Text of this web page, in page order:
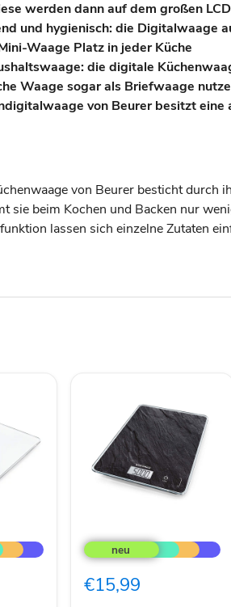
werden dann auf dem großen
und hygienisch: die Digitalwaage
Waage Platz in jeder Küche
die digitale
Waage sogar als Briefwaage
von Beurer besitzt
von Beurer besticht durch
sie beim Kochen und Backen nur
lassen sich einzelne Zutaten
61515
Page
300
€15,99